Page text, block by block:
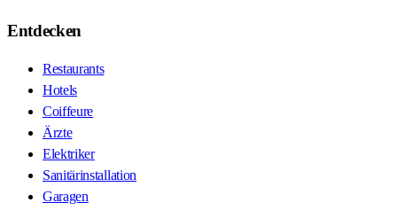
Entdecken
Restaurants
Hotels
Coiffeure
Ärzte
Elektriker
Sanitärinstallation
Garagen